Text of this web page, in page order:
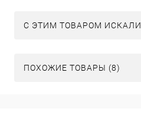
C ЭТИМ ТОВАРОМ ИСКАЛИ
ПОХОЖИЕ ТОВАРЫ (8)